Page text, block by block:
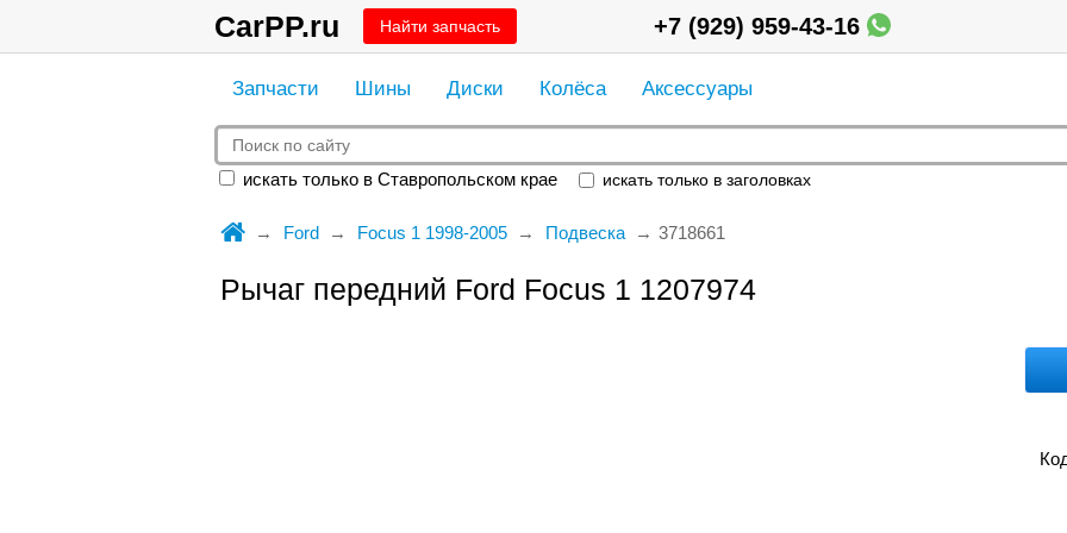
CarPP.ru Найти запчасть +7 (929) 959-43-16
Запчасти Шины Диски Колёса Аксессуары
искать только в Ставропольском крае искать только в заголовках
Ford Focus 1 1998-2005 Подвеска 3718661
Рычаг передний Ford Focus 1 1207974